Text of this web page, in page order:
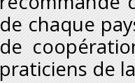
de chaque
de
praticiens de